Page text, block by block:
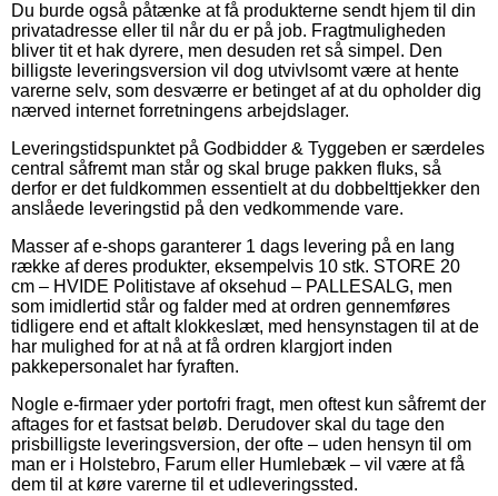
Du burde også påtænke at få produkterne sendt hjem til din
privatadresse eller til når du er på job. Fragtmuligheden
bliver tit et hak dyrere, men desuden ret så simpel. Den
billigste leveringsversion vil dog utvivlsomt være at hente
varerne selv, som desværre er betinget af at du opholder dig
nærved internet forretningens arbejdslager.
Leveringstidspunktet på Godbidder & Tyggeben er særdeles
central såfremt man står og skal bruge pakken fluks, så
derfor er det fuldkommen essentielt at du dobbelttjekker den
anslåede leveringstid på den vedkommende vare.
Masser af e-shops garanterer 1 dags levering på en lang
række af deres produkter, eksempelvis 10 stk. STORE 20
cm – HVIDE Politistave af oksehud – PALLESALG, men
som imidlertid står og falder med at ordren gennemføres
tidligere end et aftalt klokkeslæt, med hensynstagen til at de
har mulighed for at nå at få ordren klargjort inden
pakkepersonalet har fyraften.
Nogle e-firmaer yder portofri fragt, men oftest kun såfremt der
aftages for et fastsat beløb. Derudover skal du tage den
prisbilligste leveringsversion, der ofte – uden hensyn til om
man er i Holstebro, Farum eller Humlebæk – vil være at få
dem til at køre varerne til et udleveringssted.